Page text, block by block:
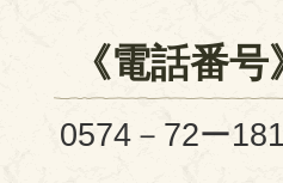
《電話番号
0574－72ー